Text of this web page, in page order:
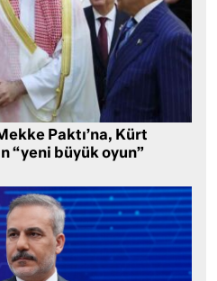
Paktı’na, Kürt
“yeni büyük oyun”